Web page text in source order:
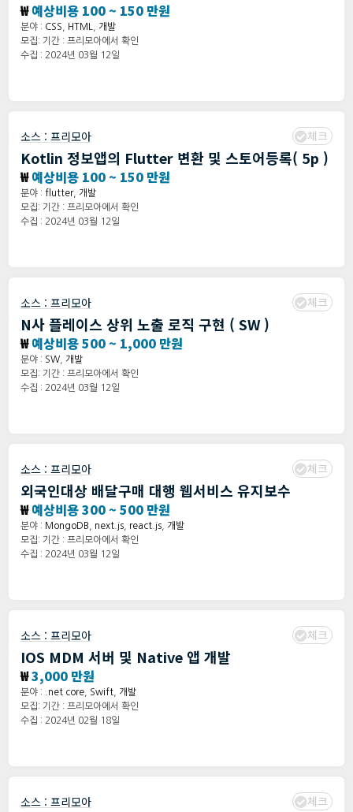
₩예상비용 100 ~ 150 만원
분야 : CSS HTML
개발
모집: 기간 : 프리모아에서 확인
수집 : 2024년 03월 12일
소스 : 프리모아 체크
Kotlin 정보앱의 Flutter 변환 및 스토어등록( 5p )
₩예상비용 100 ~ 150 만원
분야 : flutter, 개발
모집: 기간 : 프리모아에서 확인
수집 : 2024년 03월 12일
소스 : 프리모아 체크
N사 플레이스 상위 노출 로직 구현 ( SW )
₩예상비용 500 ~ 1,000 만원
분야 : SW
개발
모집: 기간 : 프리모아에서 확인
수집 : 2024년 03월 12일
소스 : 프리모아 체크
외국인대상 배달구매 대행 웹서비스 유지보수
₩예상비용 300 ~ 500 만원
분야 : MongoDB next.js react.js
개발
모집: 기간 : 프리모아에서 확인
수집 : 2024년 03월 12일
소스 : 프리모아 체크
IOS MDM 서버 및 Native 앱 개발
₩3,000 만원
분야 : .net core Swift
개발
모집: 기간 : 프리모아에서 확인
수집 : 2024년 02월 18일
소스 : 프리모아 체크